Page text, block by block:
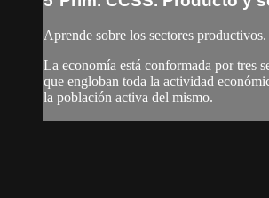
Aprende sobre los sectores productivos.
La economía está conformada por tres
que engloban toda la actividad
la población activa del mismo.